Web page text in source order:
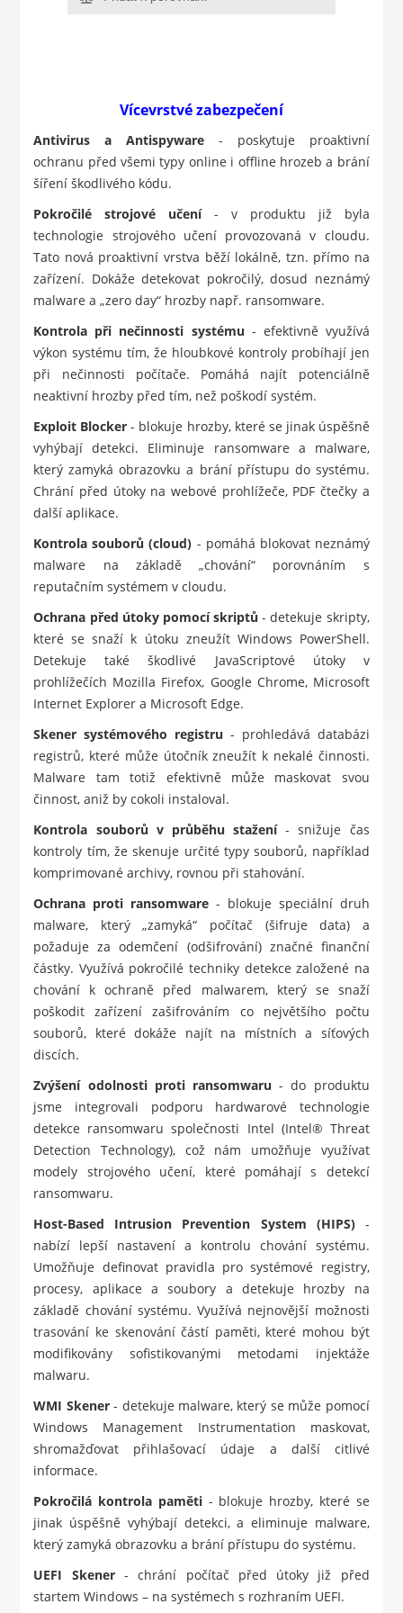
Vícevrstvé zabezpečení
Antivirus a Antispyware - poskytuje proaktivní
ochranu před všemi typy online i offline hrozeb a brání
šíření škodlivého kódu.
Pokročilé strojové učení- v produktu již byla
technologie strojového učení provozovaná v cloudu.
Tato nová proaktivní vrstva běží lokálně, tzn. přímo na
zařízení. Dokáže detekovat pokročilý, dosud neznámý
malware a „zero day“ hrozby např. ransomware.
Kontrola při nečinnosti systému - efektivně využívá
výkon systému tím, že hloubkové kontroly probíhají jen
při nečinnosti počítače. Pomáhá najít potenciálně
neaktivní hrozby před tím, než poškodí systém.
Exploit Blocker - blokuje hrozby, které se jinak úspěšně
vyhýbají detekci. Eliminuje ransomware a malware,
který zamyká obrazovku a brání přístupu do systému.
Chrání před útoky na webové prohlížeče, PDF čtečky a
další aplikace.
Kontrola souborů (cloud) - pomáhá blokovat neznámý
malware na základě „chování“ porovnáním s
reputačním systémem v cloudu.
Ochrana před útoky pomocí skriptů - detekuje skripty,
které se snaží k útoku zneužít Windows PowerShell.
Detekuje také škodlivé JavaScriptové útoky v
prohlížečích Mozilla Firefox, Google Chrome, Microsoft
Internet Explorer a Microsoft Edge.
Skener systémového registru - prohledává databázi
registrů, které může útočník zneužít k nekalé činnosti.
Malware tam totiž efektivně může maskovat svou
činnost, aniž by cokoli instaloval.
Kontrola souborů v průběhu stažení- snižuje čas
kontroly tím, že skenuje určité typy souborů, například
komprimované archivy, rovnou při stahování.
Ochrana proti ransomware - blokuje speciální druh
malware, který „zamyká“ počítač (šifruje data) a
požaduje za odemčení (odšifrování) značné finanční
částky. Využívá pokročilé techniky detekce založené na
chování k ochraně před malwarem, který se snaží
poškodit zařízení zašifrováním co největšího počtu
souborů, které dokáže najít na místních a síťových
discích.
Zvýšení odolnosti proti ransomwaru - do produktu
jsme integrovali podporu hardwarové technologie
detekce ransomwaru společnosti Intel (Intel® Threat
Detection Technology), což nám umožňuje využívat
modely strojového učení, které pomáhají s detekcí
ransomwaru.
Host-Based Intrusion Prevention System (HIPS)-
nabízí lepší nastavení a kontrolu chování systému.
Umožňuje definovat pravidla pro systémové registry,
procesy, aplikace a soubory a detekuje hrozby na
základě chování systému. Využívá nejnovější možnosti
trasování ke skenování částí paměti, které mohou být
modifikovány sofistikovanými metodami injektáže
malwaru.
WMI Skener- detekuje malware, který se může pomocí
Windows Management Instrumentation maskovat,
shromažďovat přihlašovací údaje a další citlivé
informace.
Pokročilá kontrola paměti- blokuje hrozby, které se
jinak úspěšně vyhýbají detekci, a eliminuje malware,
který zamyká obrazovku a brání přístupu do systému.
UEFI Skener- chrání počítač před útoky již před
startem Windows – na systémech s rozhraním UEFI.